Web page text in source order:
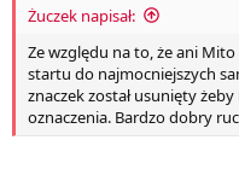
Żuczek napisał:
Ze względu na to, że ani
startu do najmocniejszych
znaczek został usunięty
oznaczenia. Bardzo dobry